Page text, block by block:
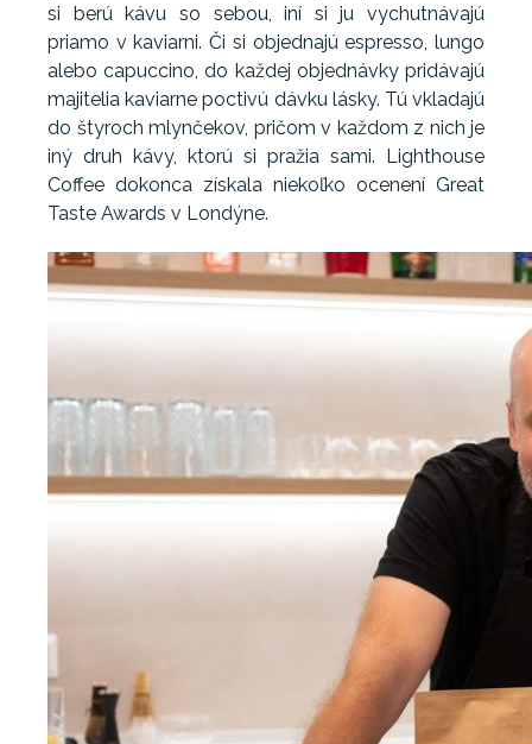
si berú kávu so sebou, iní si ju vychutnávajú
priamo v kaviarni. Či si objednajú espresso, lungo
alebo capuccino, do každej objednávky pridávajú
majitelia kaviarne poctivú dávku lásky. Tú vkladajú
do štyroch mlynčekov, pričom v každom z nich je
iný druh kávy, ktorú si pražia sami. Lighthouse
Coffee dokonca získala niekoľko ocenení Great
Taste Awards v Londýne.